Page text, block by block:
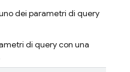
dei parametri di query
di query con una